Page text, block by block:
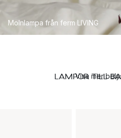
Molnlampa från ferm LIVING
LAMPOR TILL
Visa mer